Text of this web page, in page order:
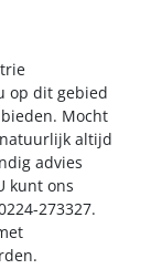
op dit gebied
Mocht
altijd
advies
kunt ons
273327.